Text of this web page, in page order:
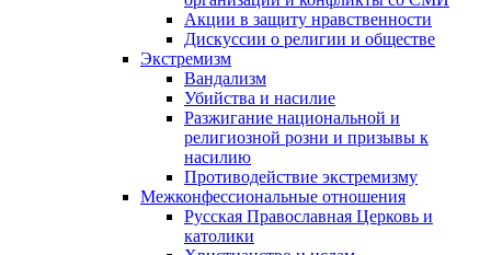
Акции в защиту нравственности
Дискуссии о религии и обществе
Экстремизм
Вандализм
Убийства и насилие
Разжигание национальной и
религиозной розни и призывы к
насилию
Противодействие экстремизму
Межконфессиональные отношения
Русская Православная Церковь и
католики